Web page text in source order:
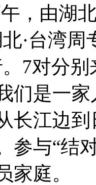
由湖北
北·台湾
7对分
们是一
长江边
参与“结
家庭。